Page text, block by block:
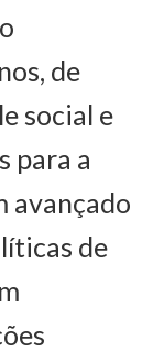
de
social e
para a
avançado
de